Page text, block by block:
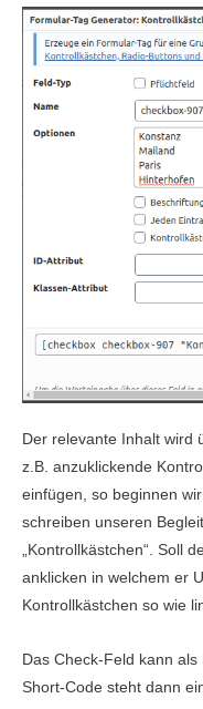
Der relevante Inhalt wird
z.B. anzuklickende
einfügen, so beginnen
schreiben unseren
„Kontrollkästchen“. Soll
anklicken in welchem er
Kontrollkästchen so wie
Das Check-Feld kann
Short-Code steht dann